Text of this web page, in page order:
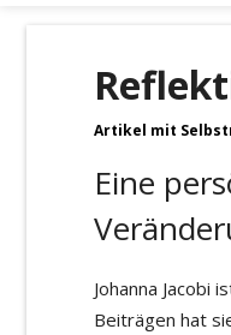
Artikel mit
Eine
Johanna Jacobi
Beiträgen hat